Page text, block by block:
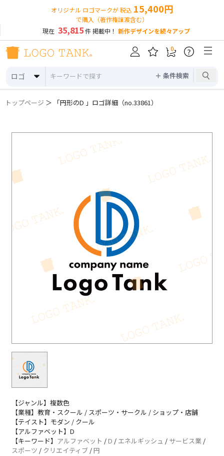
オリジナル ロゴマークが 税込 15,400円
で購入（著作権譲渡含む）
現在 35,815件 掲載中！ 新作デザインを続々アップ
ロゴ ＋ 条件検索
0 ?
トップページ ＞ 「円形のD 」ロゴ詳細（no.33861）
【ジャンル】複数色
【業種】教育・スクール / スポーツ・サークル / ショップ・店舗
【テイスト】モダン / クール
【アルファベット】D
【キーワード】 アルファベット /D / エネルギッシュ / サービス業 /
スポーツ / クリエイティブ /円